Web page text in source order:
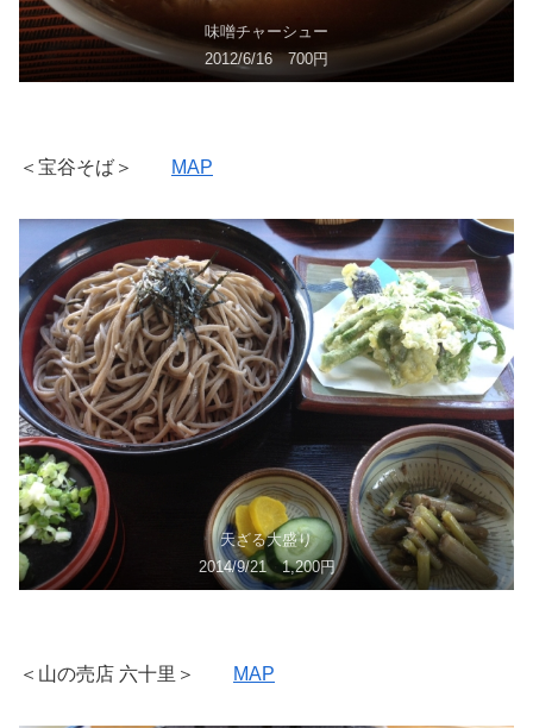
味噌チャーシュー
2012/6/16 700円
＜宝谷そば＞ MAP
天ざる大盛り
2014/9/21 1,200円
＜山の売店 六十里＞ MAP